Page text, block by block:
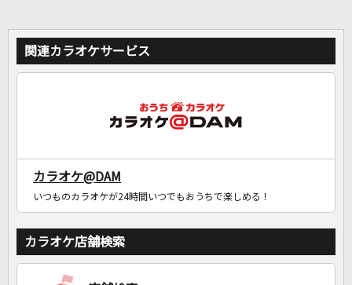
関連カラオケサービス
カラオケ@DAM
いつものカラオケが24時間いつでもおうちで楽しめる！
カラオケ店舗検索